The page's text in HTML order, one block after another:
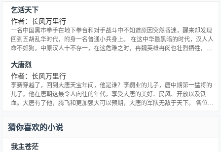
乞活天下
作者：长风万里行
一名中国黑市拳手在地下拳台和对手战斗中不知道原因突然昏迷，醒来却发现
回到五胡乱华时代，附身一名普通小兵身上。 在这中华最黑暗的时代，汉人人
命不如狗，中原汉人十不存一，在这危难之时，冉魏英雄冉闵也壮烈牺牲，谁
官怎样在这个黑暗时代打出一片光明天地。 正所谓壮志饥餐胡虏肉，笑谈渴饮
匈奴血，这个波澜壮阔的时代，也是英雄辈出的时代，中华民族
大唐烈
作者：长风万里行
李赛穿越了，回到大唐天宝年间，他是谁？李嗣业的儿子，唐中期第一猛将的
儿子。他在唐朝这最令人向往的年代，享受大唐的美好、民风、开放以及铁
血。大唐有了他，腾飞和更加强大可以预期，大唐的军队无敌于天下。 各位书
们偶会坚持。
猜你喜欢的小说
我主苍茫